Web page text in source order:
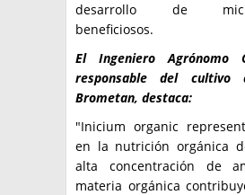
desarrollo de
beneficiosos.
El Ingeniero Agrónomo
responsable del
Brometan, destaca:
"Inicium organic
en la nutrición orgánica
alta concentración de
materia orgánica